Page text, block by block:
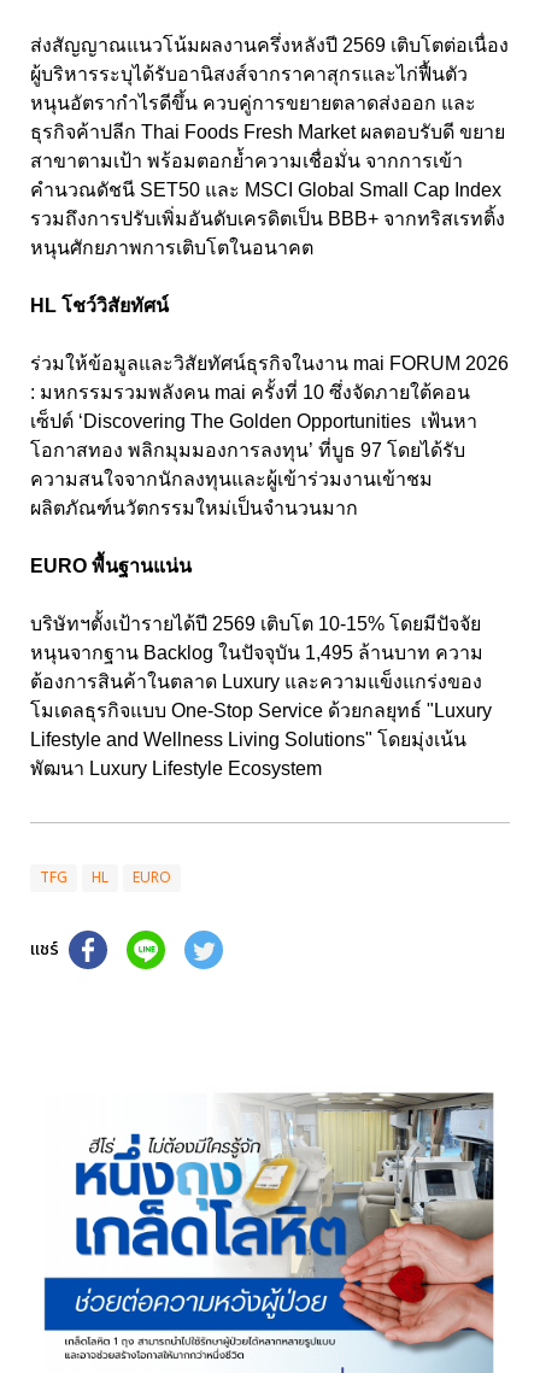
ส่งสัญญาณแนวโน้มผลงานครึ่งหลังปี 2569 เติบโตต่อเนื่อง
ผู้บริหารระบุได้รับอานิสงส์จากราคาสุกรและไก่ฟื้นตัว
หนุนอัตรากำไรดีขึ้น ควบคู่การขยายตลาดส่งออก และ
ธุรกิจค้าปลีก Thai Foods Fresh Market ผลตอบรับดี ขยาย
สาขาตามเป้า พร้อมตอกย้ำความเชื่อมั่น จากการเข้า
คำนวณดัชนี SET50 และ MSCI Global Small Cap Index
รวมถึงการปรับเพิ่มอันดับเครดิตเป็น BBB+ จากทริสเรทติ้ง
หนุนศักยภาพการเติบโตในอนาคต
HL โชว์วิสัยทัศน์
ร่วมให้ข้อมูลและวิสัยทัศน์ธุรกิจในงาน mai FORUM 2026
: มหกรรมรวมพลังคน mai ครั้งที่ 10 ซึ่งจัดภายใต้คอน
เซ็ปต์ ‘Discovering The Golden Opportunities เฟ้นหา
โอกาสทอง พลิกมุมมองการลงทุน’ ที่บูธ 97 โดยได้รับ
ความสนใจจากนักลงทุนและผู้เข้าร่วมงานเข้าชม
ผลิตภัณฑ์นวัตกรรมใหม่เป็นจำนวนมาก
EURO พื้นฐานแน่น
บริษัทฯตั้งเป้ารายได้ปี 2569 เติบโต 10-15% โดยมีปัจจัย
หนุนจากฐาน Backlog ในปัจจุบัน 1,495 ล้านบาท ความ
ต้องการสินค้าในตลาด Luxury และความแข็งแกร่งของ
โมเดลธุรกิจแบบ One-Stop Service ด้วยกลยุทธ์ "Luxury
Lifestyle and Wellness Living Solutions" โดยมุ่งเน้น
พัฒนา Luxury Lifestyle Ecosystem
TFG HL EURO
แชร์